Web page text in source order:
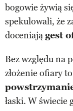
bogowie żywią
spekulowali, że
doceniajągest
Bez względu na
złożenie ofiary
łaski. W świecie